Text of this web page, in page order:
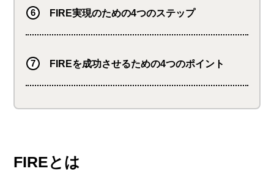
FIRE実現のための4つのステップ
FIREを成功させるための4つのポイント
FIREとは